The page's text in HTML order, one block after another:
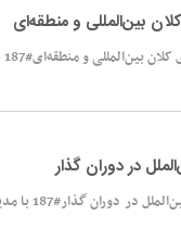
بین‌المللی و منطقه‌ای
در دوران گذار
پنل